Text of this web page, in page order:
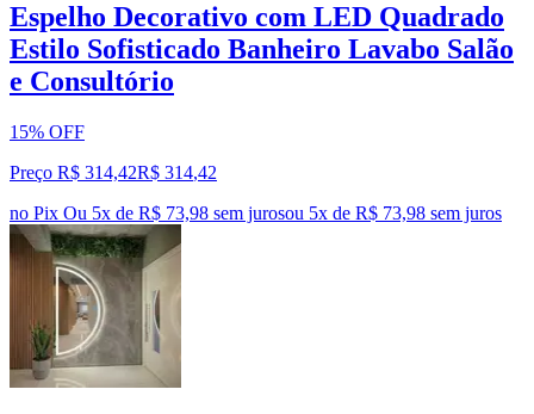
Espelho Decorativo com LED Quadrado
Estilo Sofisticado Banheiro Lavabo Salão
e Consultório
15% OFF
Preço R$ 314,42R$ 314,42
no Pix Ou 5x de R$ 73,98 sem jurosou 5x de R$ 73,98 sem juros